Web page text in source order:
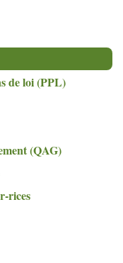
de loi (PPL)
(QAG)
rices